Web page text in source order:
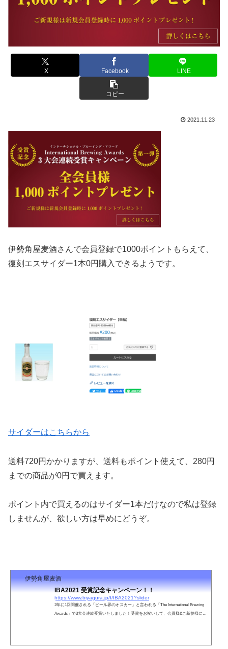
X Facebook LINE
コピー
2021.11.23
伊勢角屋麦酒さんで会員登録で1000ポイントもらえて、
復刻エスサイダー1本0円購入できるようです。
サイダーはこちらから
送料720円かかりますが、送料もポイント使えて、 280円
までの商品が0円で買えます。
ポイント内で買えるのはサイダー1本だけなので私は登録
しませんが、欲しい方は早めにどうぞ。
伊勢角屋麦酒
IBA2021 受賞記念キャンペーン！！
https://www.biyagura.jp/f/IBA2021?slider
2年に1回開催される「ビール界のオスカー」と言われる「The International Brewing
Awards」で3大会連続受賞いたしました！受賞をお祝いして、会員様&ご新規様に1,